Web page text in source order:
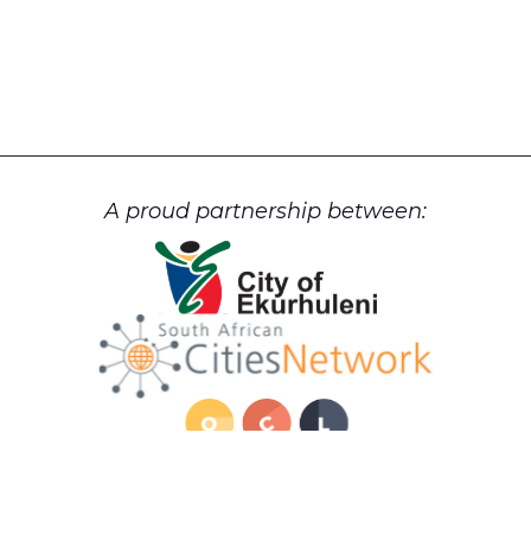
A proud partnership between: